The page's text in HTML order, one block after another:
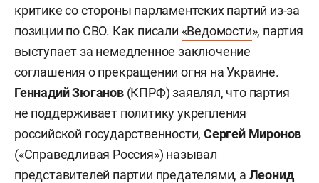
критике со стороны парламентских партий из-за
позиции по СВО. Как писали «Ведомости», партия
выступает за немедленное заключение
соглашения о прекращении огня на Украине.
Геннадий Зюганов(КПРФ) заявлял, что партия
не поддерживает политику укрепления
российской государственности,Сергей Миронов
(«Справедливая Россия») называл
представителей партии предателями, а Леонид